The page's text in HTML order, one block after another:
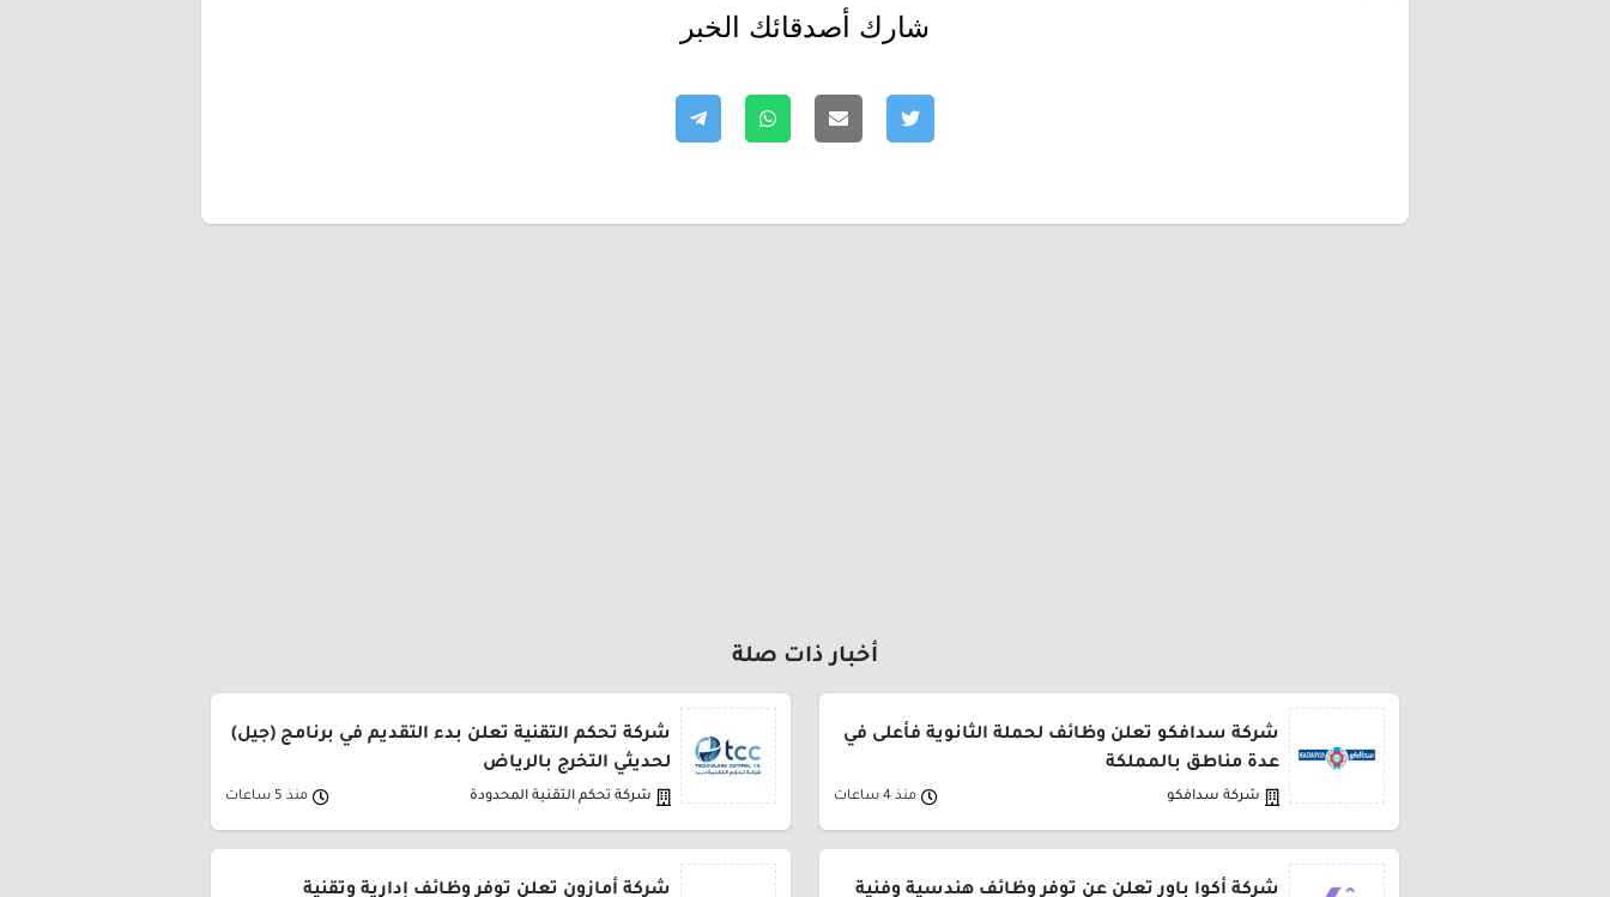
شارك أصدقائك الخبر
أخبار ذات صلة
شركة سدافكو تعلن وظائف لحملة الثانوية فأعلى في
عدة مناطق بالمملكة
شركة سدافكو منذ 4 ساعات
شركة تحكم التقنية تعلن بدء التقديم في برنامج (جيل)
لحديثي التخرج بالرياض
شركة تحكم التقنية المحدودة منذ 5 ساعات
شركة أكوا باور تعلن عن توفر وظائف هندسية وفنية شركة أمازون تعلن توفر وظائف إدارية وتقنية